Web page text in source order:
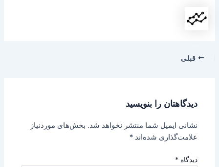
قبلی
دیدگاهتان را بنویسید
نشانی ایمیل شما منتشر نخواهد شد. بخش‌های موردنیاز
علامت‌گذاری شده‌اند*
دیدگاه*